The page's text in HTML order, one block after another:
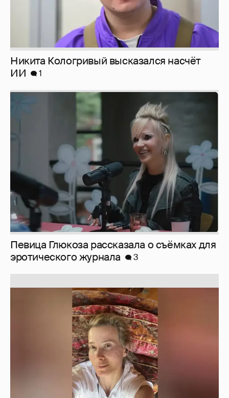
Никита Кологривый высказался насчёт
ИИ
1
Певица Глюкоза рассказала о съёмках для
эротического журнала
3